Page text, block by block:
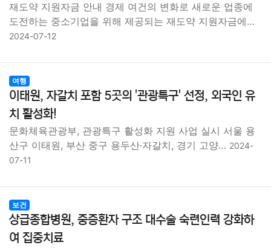
재도약 지원자금 안내 경제 여건의 변화로 새로운 업종에
도전하는 중소기업을 위해 제공되는 재도약 지원자금에…
2024-07-12
여행
이태원, 자갈치 포함 5곳의 '관광특구' 선정, 외국인 유
치 활성화!
문화체육관광부, 관광특구 활성화 지원 사업 실시 서울 용
산구 이태원, 부산 중구 용두산·자갈치, 경기 고양… 2024-
07-11
보건
상급종합병원, 중증환자 구조 대수술 숙련인력 강화하
여 집중치료